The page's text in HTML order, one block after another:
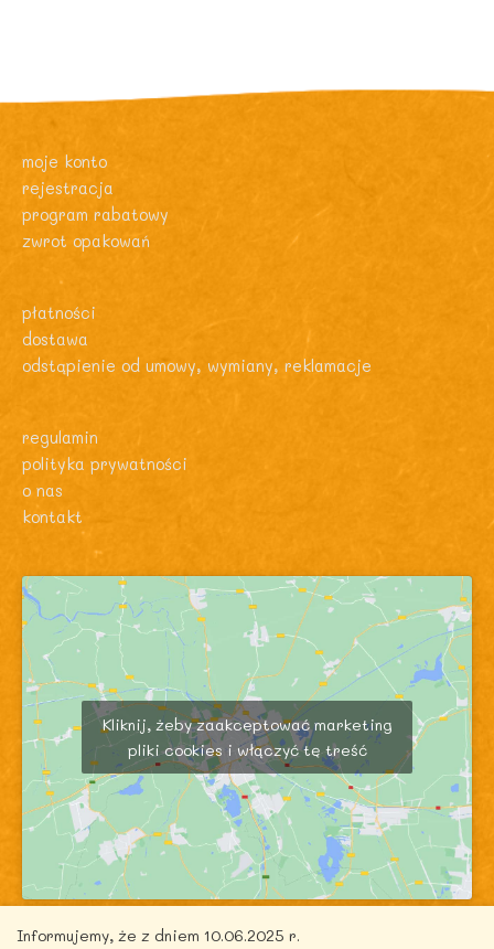
moje konto
rejestracja
program rabatowy
zwrot opakowań
płatności
dostawa
odstąpienie od umowy, wymiany, reklamacje
regulamin
polityka prywatności
o nas
kontakt
Kliknij, żeby zaakceptować marketing
pliki cookies i włączyć tę treść
Informujemy, że z dniem 10.06.2025 r.